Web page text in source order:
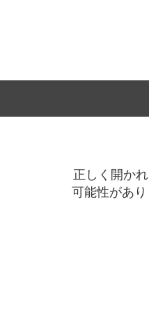
正しく開か
可能性があ